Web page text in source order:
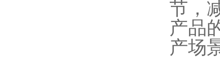
节，
产品
产场